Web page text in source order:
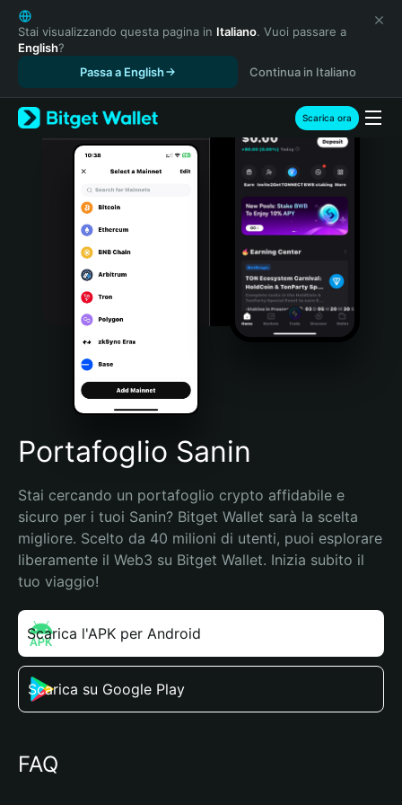
English
日本語
Tiếng Việt
Español (Latinoamérica)
Türkçe
Italiano
Português (Portugal)
Bahasa Indonesia
Português (Brasil)
Español (Argentina)
Stai visualizzando questa pagina in Italiano. Vuoi passare a
English?
Passa a English
Continua in Italiano
Scarica ora
Portafoglio Sanin
Stai cercando un portafoglio crypto affidabile e
sicuro per i tuoi Sanin? Bitget Wallet sarà la scelta
migliore. Scelto da 40 milioni di utenti, puoi esplorare
liberamente il Web3 su Bitget Wallet. Inizia subito il
tuo viaggio!
Scarica l'APK per Android
Scarica su Google Play
FAQ